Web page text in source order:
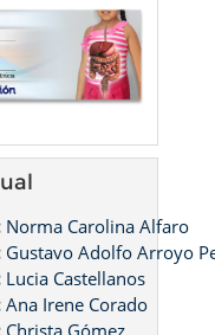
Norma Carolina Alfaro
Gustavo Adolfo Arroyo
Lucia Castellanos
Ana Irene Corado